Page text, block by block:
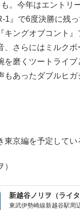
。今年はエントリ
1』で6度決勝に残
キングオブコント
、さらにはミルク
を磨くツートライ
もあったダブルヒ
京編を予定してい
新越谷ノリヲ（ライタ
東武伊勢崎線新越谷駅周